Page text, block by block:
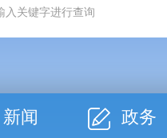
新闻 政务